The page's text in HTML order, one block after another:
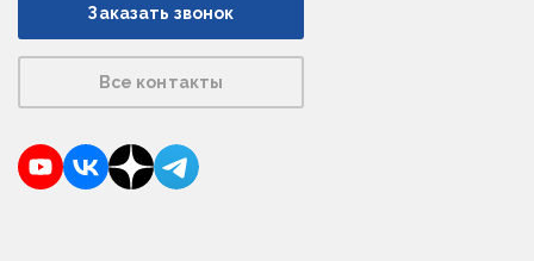
Заказать звонок
Все контакты
YouTubeVKontakte
DzenTelegram